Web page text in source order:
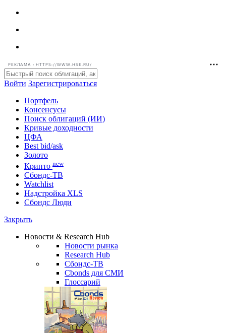
РЕКЛАМА • HTTPS://WWW.HSE.RU/
Войти Зарегистрироваться
Портфель
Консенсусы
Поиск облигаций (ИИ)
Кривые доходности
ЦФА
Best bid/ask
Золото
Крипто new
Watchlist
Сбондс Люди
Новости & Research Hub
Новости рынка
Research Hub
Сбондс-ТВ
Cbonds для СМИ
Глоссарий